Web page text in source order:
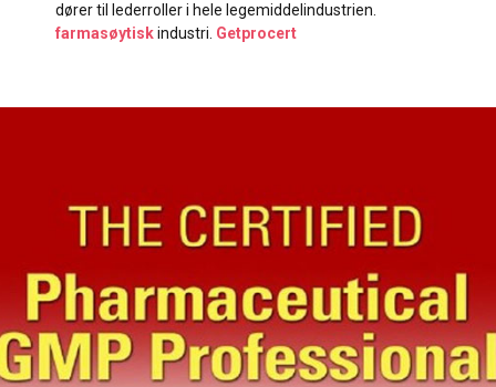
dører til lederroller i hele legemiddelindustrien.
farmasøytiskindustri. Getprocert